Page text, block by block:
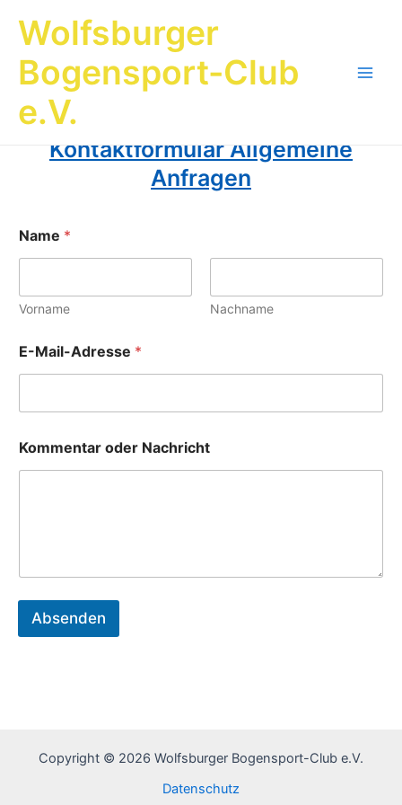
InhaltWolfsburger
Bogensport-Club
e.V.
Kontaktformular Allgemeine
Anfragen
Name *
Vorname Nachname
E-Mail-Adresse *
Kommentar oder Nachricht
Absenden
Copyright © 2026 Wolfsburger Bogensport-Club e.V.
Datenschutz